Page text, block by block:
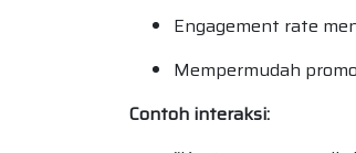
Engagement rate
Mempermudah
Contoh interaksi: